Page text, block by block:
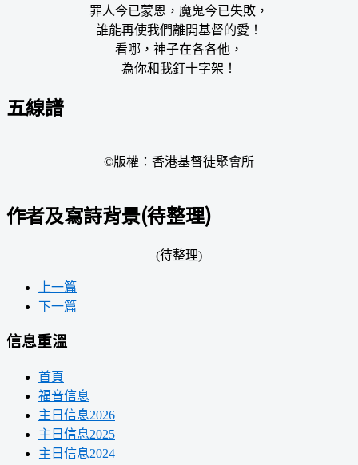
罪人今已蒙恩，魔鬼今已失敗，
誰能再使我們離開基督的愛！
看哪，神子在各各他，
為你和我釘十字架！
五線譜
©版權：香港基督徒聚會所
作者及寫詩背景(待整理)
(待整理)
上一篇
下一篇
信息重溫
首頁
福音信息
主日信息2026
主日信息2025
主日信息2024